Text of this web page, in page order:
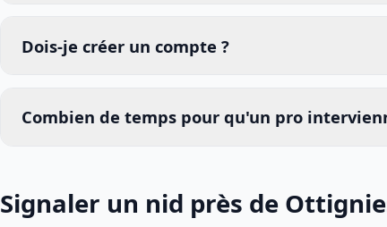
Dois-je créer un compte ?
Combien de temps pour qu'un pro
Signaler un nid près de